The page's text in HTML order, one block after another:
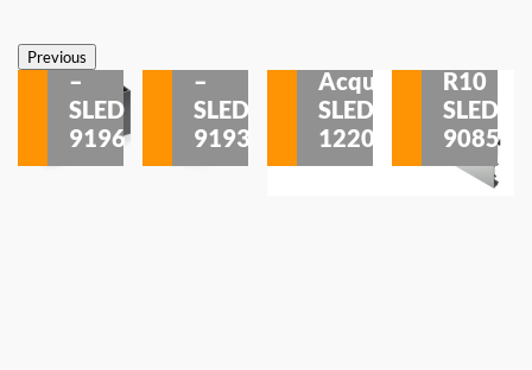
PreviousSobrepor
–
SLED
9196
–
SLED
9193
Acqua
SLED
1220
R10
SLED
9085